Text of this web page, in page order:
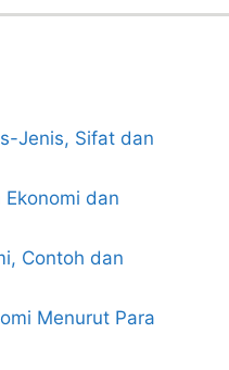
Jenis, Sifat dan
dan
Contoh dan
Menurut Para